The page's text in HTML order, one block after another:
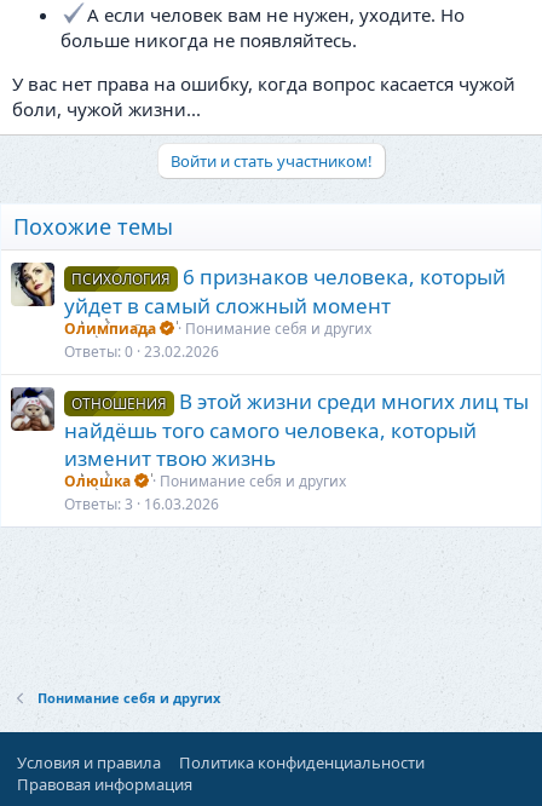
А если человек вам не нужен, уходите. Но
больше никогда не появляйтесь.
У вас нет права на ошибку, когда вопрос касается чужой
боли, чужой жизни...
Войти и стать участником!
Похожие темы
ПСИХОЛОГИЯ
6 признаков человека, который
уйдет в самый сложный момент
Олимпиада
Понимание себя и других
Ответы 0 23.02.2026
ОТНОШЕНИЯ
В этой жизни среди многих лиц ты
найдёшь того самого человека, который
изменит твою жизнь
Олюшка
Понимание себя и других
Ответы 3 16.03.2026
Понимание себя и других
Условия и правила
Политика конфиденциальности
Правовая информация